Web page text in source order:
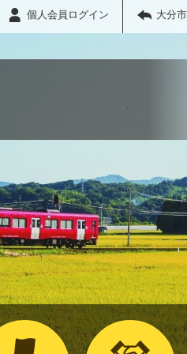
個人会員ログイン 大分